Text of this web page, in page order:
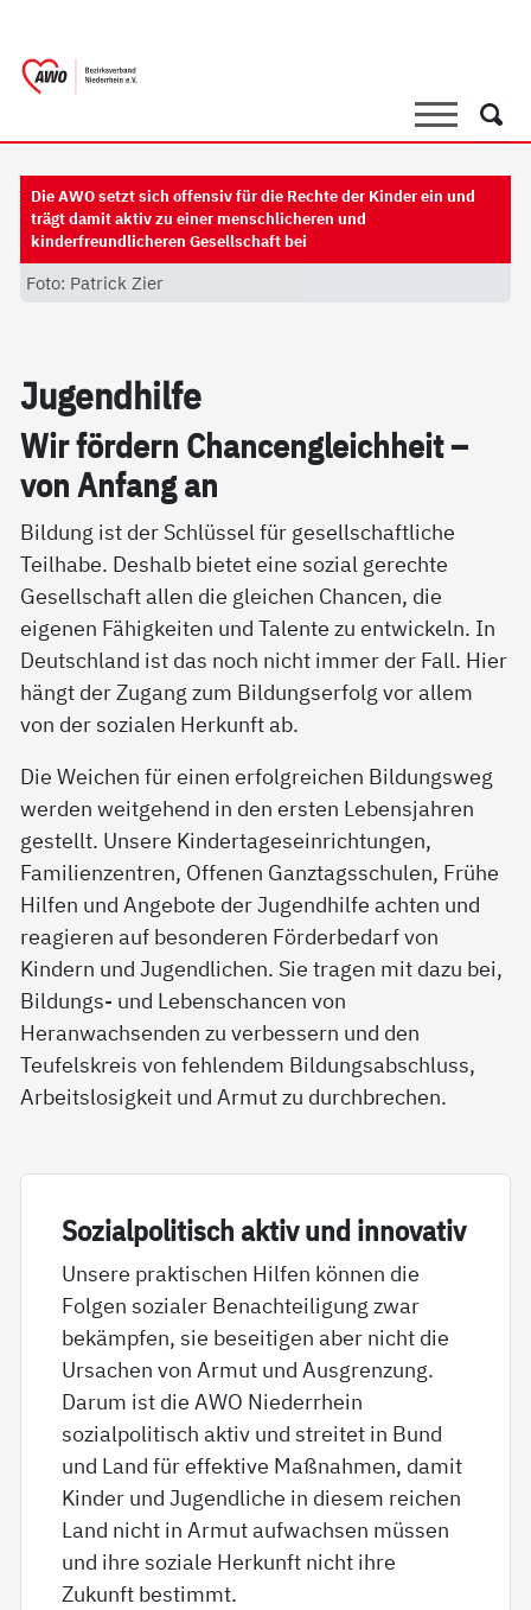
SucheSuche
Die AWO setzt sich offensiv für die Rechte der Kinder ein und
trägt damit aktiv zu einer menschlicheren und
kinderfreundlicheren Gesellschaft bei
Foto: Patrick Zier
Ju­gend­hil­fe
Wir för­dern Chan­cen­g­leich­heit –
von An­fang an
Bildung ist der Schlüssel für gesellschaftliche
Teilhabe. Deshalb bietet eine sozial gerechte
Gesellschaft allen die gleichen Chancen, die
eigenen Fähigkeiten und Talente zu entwickeln. In
Deutschland ist das noch nicht immer der Fall. Hier
hängt der Zugang zum Bildungserfolg vor allem
von der sozialen Herkunft ab.
Die Weichen für einen erfolgreichen Bildungsweg
werden weitgehend in den ersten Lebensjahren
gestellt. Unsere Kindertageseinrichtungen,
Familienzentren, Offenen Ganztagsschulen, Frühe
Hilfen und Angebote der Jugendhilfe achten und
reagieren auf besonderen Förderbedarf von
Kindern und Jugendlichen. Sie tragen mit dazu bei,
Bildungs- und Lebenschancen von
Heranwachsenden zu verbessern und den
Teufelskreis von fehlendem Bildungsabschluss,
Arbeitslosigkeit und Armut zu durchbrechen.
So­zial­po­li­tisch ak­tiv und in­no­va­tiv
Unsere praktischen Hilfen können die
Folgen sozialer Benachteiligung zwar
bekämpfen, sie beseitigen aber nicht die
Ursachen von Armut und Ausgrenzung.
Darum ist die AWO Niederrhein
sozialpolitisch aktiv und streitet in Bund
und Land für effektive Maßnahmen, damit
Kinder und Jugendliche in diesem reichen
Land nicht in Armut aufwachsen müssen
und ihre soziale Herkunft nicht ihre
Zukunft bestimmt.